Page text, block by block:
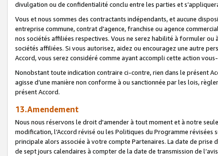
divulgation ou de confidentialité conclu entre les parties et
Vous et nous sommes des contractants indépendants, et aucune
entreprise commune, contrat d'agence, franchise ou agence
nos sociétés affiliées respectives. Vous ne serez habilité à formuler
sociétés affiliées. Si vous autorisez, aidez ou encouragez une autre
Accord, vous serez considéré comme ayant accompli cette action
Nonobstant toute indication contraire ci-contre, rien dans le présent
agisse d’une manière non conforme à ou sanctionnée par les lois,
présent Accord.
13.Amendement
Nous nous réservons le droit d'amender à tout moment et à notre
modification, l’Accord révisé ou les Politiques du Programme
principale alors associée à votre compte Partenaires. La date de
de sept jours calendaires à compter de la date de transmission de